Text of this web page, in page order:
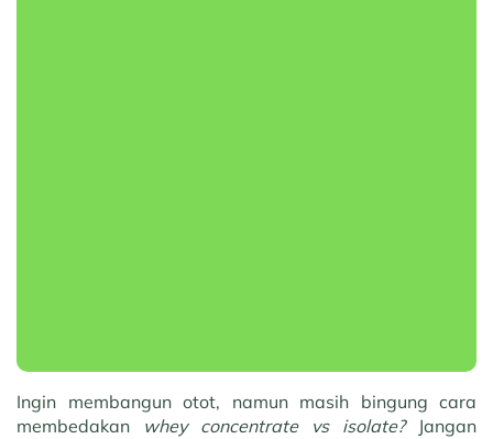
Ingin membangun otot, namun masih bingung cara
membedakan whey concentrate vs isolate? Jangan